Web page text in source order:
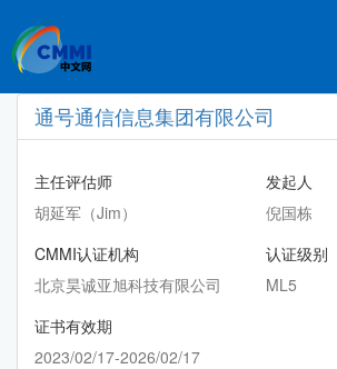
通号通信信息集团有限公司
主任评估师
胡延军（Jim）
发起人
倪国栋
CMMI认证机构
北京昊诚亚旭科技有限公司
认证级别
ML5
证书有效期
2023/02/17-2026/02/17